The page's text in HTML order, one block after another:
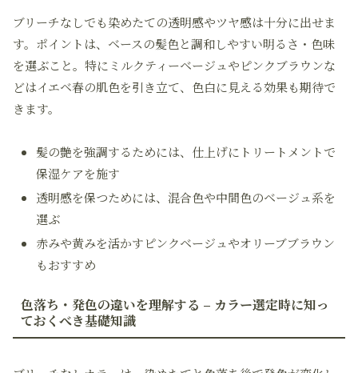
ブリーチなしでも染めたての透明感やツヤ感は十分に出せま
す。ポイントは、ベースの髪色と調和しやすい明るさ・色味
を選ぶこと。特に ミルクティーベージュやピンクブラウンな
どはイエベ春の肌色を引き立て、色白に見える効果も期待で
きます。
髪の艶を強調するためには、仕上げにトリートメントで
保湿ケアを施す
透明感を保つためには、混合色や中間色のベージュ系を
選ぶ
赤みや黄みを活かすピンクベージュやオリーブブラウン
もおすすめ
色落ち・発色の違いを理解する – カラー選定時に知っ
ておくべき基礎知識